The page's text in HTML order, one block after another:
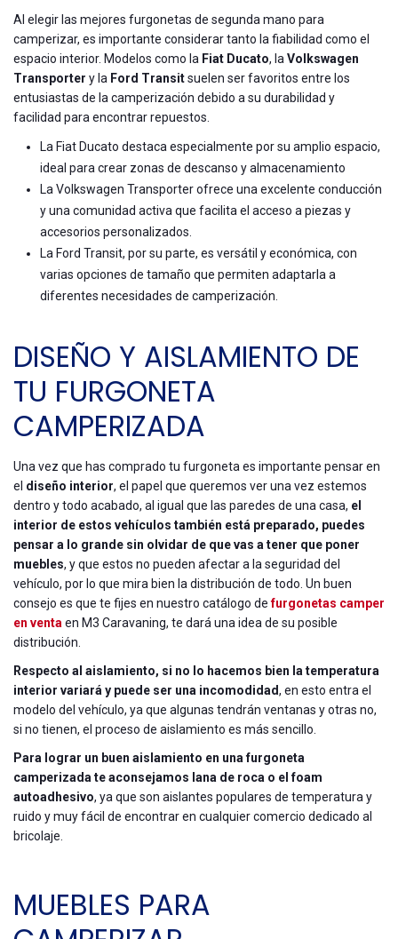
Al elegir las mejores furgonetas de segunda mano para
camperizar, es importante considerar tanto la fiabilidad como el
espacio interior. Modelos como la Fiat Ducato, la Volkswagen
Transporter y la Ford Transitsuelen ser favoritos entre los
entusiastas de la camperización debido a su durabilidad y
facilidad para encontrar repuestos.
La Fiat Ducato destaca especialmente por su amplio espacio,
ideal para crear zonas de descanso y almacenamiento
La Volkswagen Transporter ofrece una excelente conducción
y una comunidad activa que facilita el acceso a piezas y
accesorios personalizados.
La Ford Transit, por su parte, es versátil y económica, con
varias opciones de tamaño que permiten adaptarla a
diferentes necesidades de camperización.
DISEÑO Y AISLAMIENTO DE
TU FURGONETA
CAMPERIZADA
Una vez que has comprado tu furgoneta es importante pensar en
el diseño interior, el papel que queremos ver una vez estemos
dentro y todo acabado, al igual que las paredes de una casa, el
interior de estos vehículos también está preparado, puedes
pensar a lo grande sin olvidar de que vas a tener que poner
muebles, y que estos no pueden afectar a la seguridad del
vehículo, por lo que mira bien la distribución de todo. Un buen
consejo es que te fijes en nuestro catálogo defurgonetas camper
en venta en M3 Caravaning, te dará una idea de su posible
distribución.
Respecto al aislamiento, si no lo hacemos bien la temperatura
interior variará y puede ser una incomodidad, en esto entra el
modelo del vehículo, ya que algunas tendrán ventanas y otras no,
si no tienen, el proceso de aislamiento es más sencillo.
Para lograr un buen aislamiento en una furgoneta
camperizada te aconsejamos lana de roca o el foam
autoadhesivo, ya que son aislantes populares de temperatura y
ruido y muy fácil de encontrar en cualquier comercio dedicado al
bricolaje.
MUEBLES PARA